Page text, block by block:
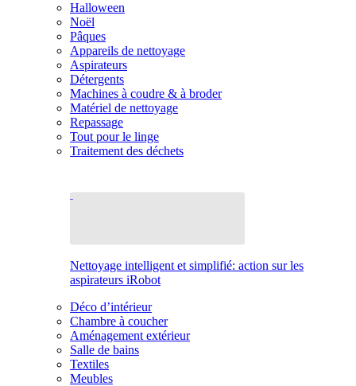
Halloween
Noël
Pâques
Appareils de nettoyage
Aspirateurs
Détergents
Machines à coudre & à broder
Matériel de nettoyage
Repassage
Tout pour le linge
Traitement des déchets
Nettoyage intelligent et simplifié: action sur les
aspirateurs iRobot
Déco d’intérieur
Chambre à coucher
Aménagement extérieur
Salle de bains
Textiles
Meubles